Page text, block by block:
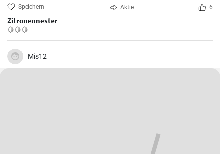
Speichern Aktie 6
Zitronennester
🍋🍋🍋
Mis12